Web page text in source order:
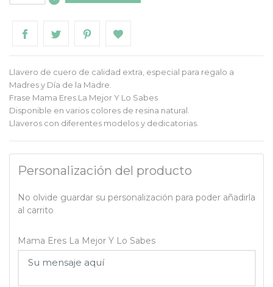
Llavero de cuero de calidad extra, especial para regalo a
Madres y Día de la Madre.
Frase Mama Eres La Mejor Y Lo Sabes
Disponible en varios colores de resina natural.
Llaveros con diferentes modelos y dedicatorias.
Personalización del producto
No olvide guardar su personalización para poder añadirla
al carrito
Mama Eres La Mejor Y Lo Sabes